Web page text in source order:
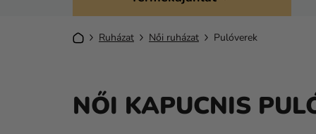
KezdőlapRuházat Női ruházat Pulóverek
NŐI KAPUCNIS